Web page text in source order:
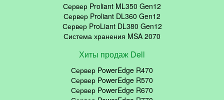
Сервер Proliant ML350 Gen12
Сервер Proliant DL360 Gen12
Сервер ProLiant DL380 Gen12
Система хранения MSA 2070
Хиты продаж Dell
Сервер PowerEdge R470
Сервер PowerEdge R570
Сервер PowerEdge R670